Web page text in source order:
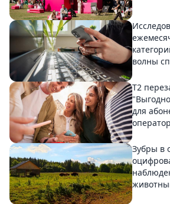
волны
Т2
для
Зубры в